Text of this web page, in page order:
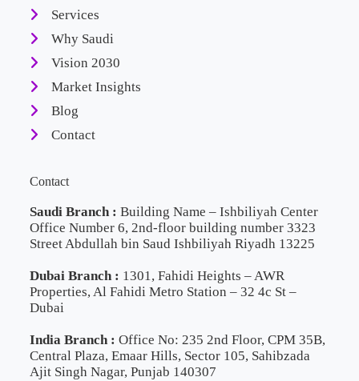
Services
Why Saudi
Vision 2030
Market Insights
Blog
Contact
Contact
Saudi Branch : Building Name – Ishbiliyah Center
Office Number 6, 2nd-floor building number 3323
Street Abdullah bin Saud Ishbiliyah Riyadh 13225
Dubai Branch : 1301, Fahidi Heights – AWR
Properties, Al Fahidi Metro Station – 32 4c St –
Dubai
India Branch : Office No: 235 2nd Floor, CPM 35B,
Central Plaza, Emaar Hills, Sector 105, Sahibzada
Ajit Singh Nagar, Punjab 140307